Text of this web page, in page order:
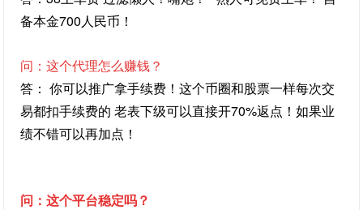
备本金700人民币！
问：这个代理怎么赚钱？
答： 你可以推广拿手续费！这个币圈和股票一样每次交
易都扣手续费的 老表下级可以直接开70%返点！如果业
绩不错可以再加点！
问：这个平台稳定吗？